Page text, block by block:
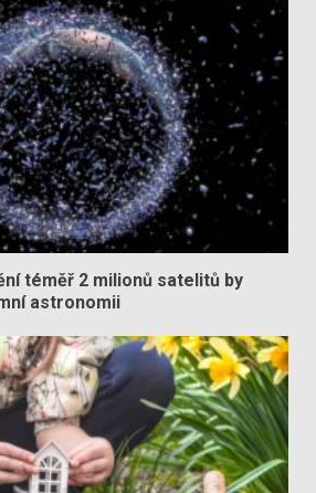
téměř 2 milionů satelitů by
astronomii